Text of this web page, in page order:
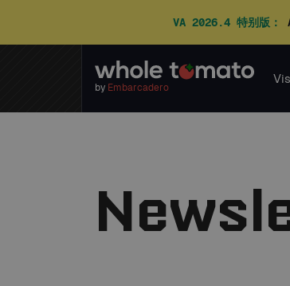
VA 2026.4 特别版：
by Embarcadero